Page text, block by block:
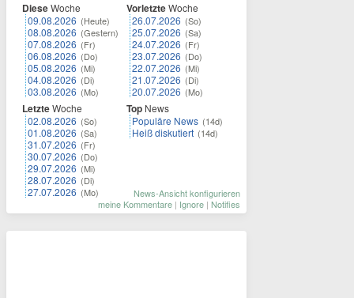
DieseWoche
09.08.2026 (Heute)
08.08.2026 (Gestern)
07.08.2026 (Fr)
06.08.2026 (Do)
05.08.2026 (Mi)
04.08.2026 (Di)
03.08.2026 (Mo)
LetzteWoche
02.08.2026 (So)
01.08.2026 (Sa)
31.07.2026 (Fr)
30.07.2026 (Do)
29.07.2026 (Mi)
28.07.2026 (Di)
27.07.2026 (Mo)
VorletzteWoche
26.07.2026 (So)
25.07.2026 (Sa)
24.07.2026 (Fr)
23.07.2026 (Do)
22.07.2026 (Mi)
21.07.2026 (Di)
20.07.2026 (Mo)
Top News
Populäre News (14d)
Heiß diskutiert (14d)
News-Ansicht konfigurieren
meine Kommentare | Ignore | Notifies